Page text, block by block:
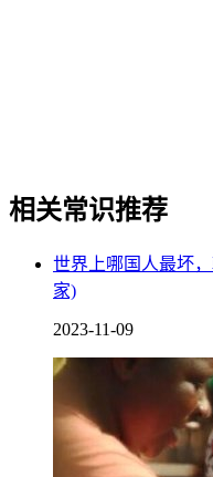
因此被当时的人们称作是
出这件事的皮耶罗·曼佐
粑，2007年的时候又有一
粑，这件事立马发生了 转
相关常识推荐
世界上哪国人最坏
家)
2023-11-09